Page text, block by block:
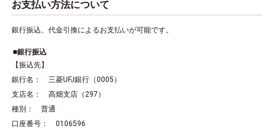
お支払い方法について
銀行振込、代金引換によるお支払いが可能です。
銀行振込
【振込先】
銀行名： 三菱UFJ銀行（0005）
支店名： 高畑支店（297）
種別： 普通
口座番号： 0106596